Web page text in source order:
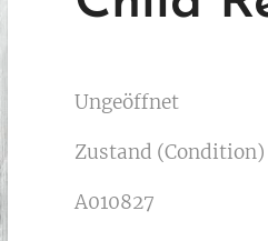
Ungeöffnet
Zustand
A010827